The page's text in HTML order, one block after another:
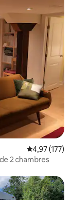
Évaluation
4,97 (177)
2 chambres